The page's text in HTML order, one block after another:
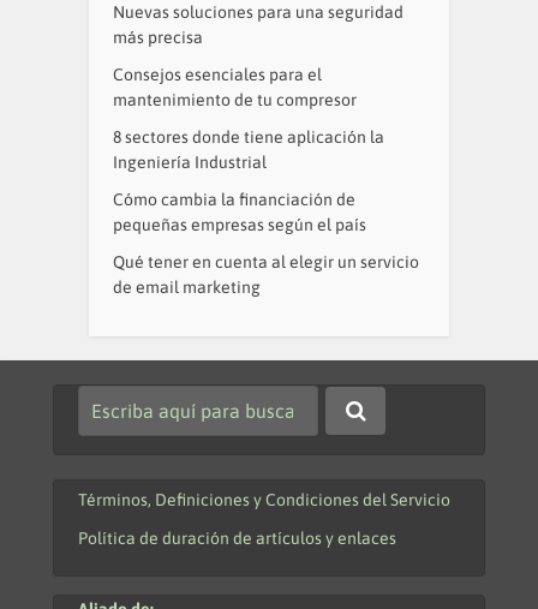
Nuevas soluciones para una seguridad
más precisa
Consejos esenciales para el
mantenimiento de tu compresor
8 sectores donde tiene aplicación la
Ingeniería Industrial
Cómo cambia la financiación de
pequeñas empresas según el país
Qué tener en cuenta al elegir un servicio
de email marketing
Términos, Definiciones y Condiciones del Servicio
Política de duración de artículos y enlaces